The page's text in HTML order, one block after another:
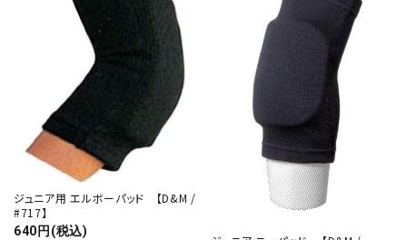
ジュニア用 エルボーパッド 【D&M /
#717】
640円(税込)